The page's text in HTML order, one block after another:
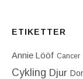
ETIKETTER
Annie Lööf Cancer
Cykling Djur